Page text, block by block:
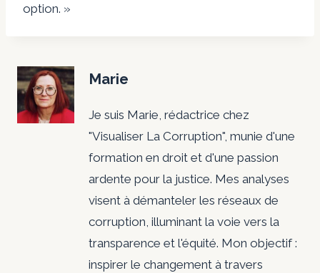
option. »
Marie
Je suis Marie, rédactrice chez
"Visualiser La Corruption", munie d'une
formation en droit et d'une passion
ardente pour la justice. Mes analyses
visent à démanteler les réseaux de
corruption, illuminant la voie vers la
transparence et l'équité. Mon objectif :
inspirer le changement à travers